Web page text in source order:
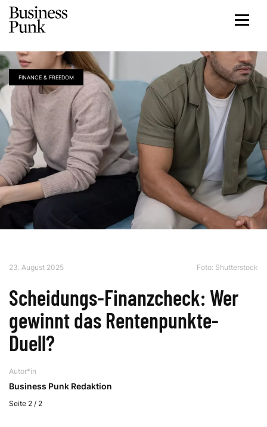
FINANCE & FREEDOM
23. August 2025 Foto: Shutterstock
Scheidungs-Finanzcheck: Wer
gewinnt das Rentenpunkte-
Duell?
Autor*in
Business Punk Redaktion
Seite 2 / 2